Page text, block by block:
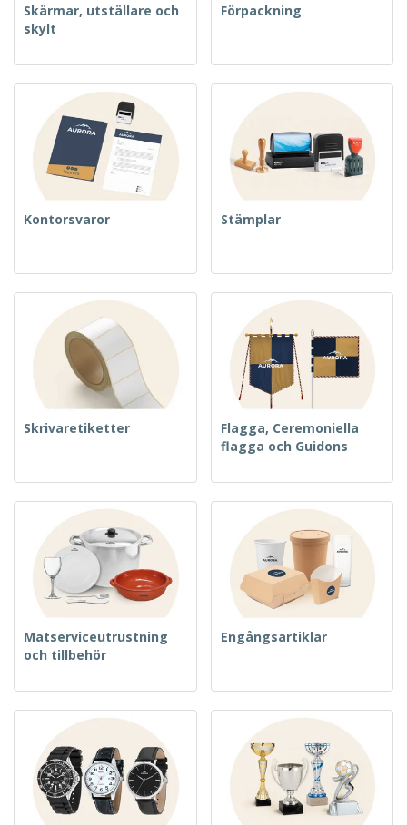
Skärmar, utställare och
skylt
Förpackning
Kontorsvaror Stämplar
Skrivaretiketter
Flagga, Ceremoniella
flagga och Guidons
Matserviceutrustning
och tillbehör
Engångsartiklar